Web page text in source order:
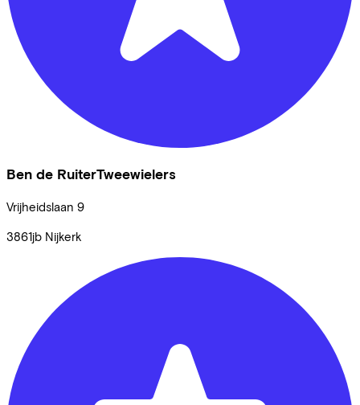
Ben de RuiterTweewielers
Vrijheidslaan 9
3861jb Nijkerk